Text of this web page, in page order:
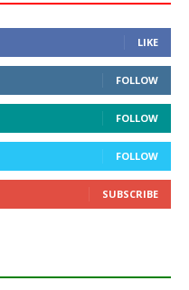
LIKE
FOLLOW
FOLLOW
FOLLOW
SUBSCRIBE